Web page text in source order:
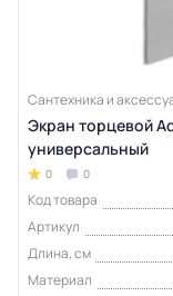
Сантехника и
Экран торцевой
универсальный
0 0
Код товара
Артикул
Длина, см
Материал